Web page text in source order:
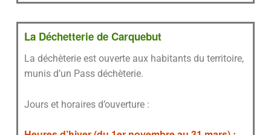
La Déchetterie de Carquebut
La déchèterie est ouverte aux habitants du territoire,
munis d’un Pass déchèterie.
Jours et horaires d’ouverture :